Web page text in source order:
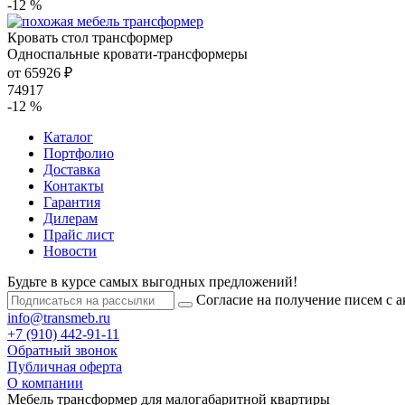
-12 %
Кровать стол трансформер
Односпальные кровати-трансформеры
от 65926 ₽
74917
-12 %
Каталог
Портфолио
Доставка
Контакты
Гарантия
Дилерам
Прайс лист
Новости
Будьте в курсе самых выгодных предложений!
Согласие на получение писем с
info@transmeb.ru
+7 (910) 442-91-11
Обратный звонок
Публичная оферта
О компании
Мебель трансформер для малогабаритной квартиры